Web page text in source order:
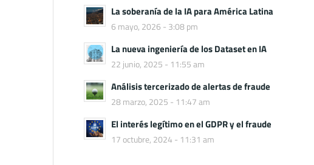
La soberanía de la IA para América Latina
6 mayo, 2026 - 3:08 pm
La nueva ingeniería de los Dataset en IA
22 junio, 2025 - 11:55 am
Análisis tercerizado de alertas de fraude
28 marzo, 2025 - 11:47 am
El interés legítimo en el GDPR y el fraude
17 octubre, 2024 - 11:31 am